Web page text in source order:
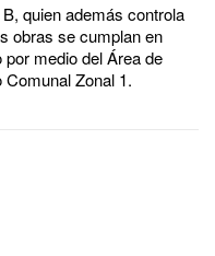
quien además controla
obras se cumplan en
medio del Área de
Zonal 1.